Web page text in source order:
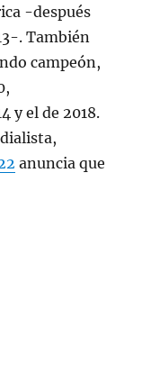
-después
. También
campeón,
y el de 2018.
anuncia que